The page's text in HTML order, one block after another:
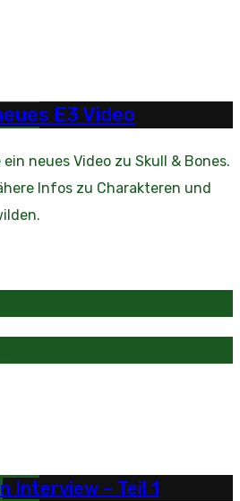
E3 Video
neues Video zu Skull & Bones.
Infos zu Charakteren und
Interview – Teil 1